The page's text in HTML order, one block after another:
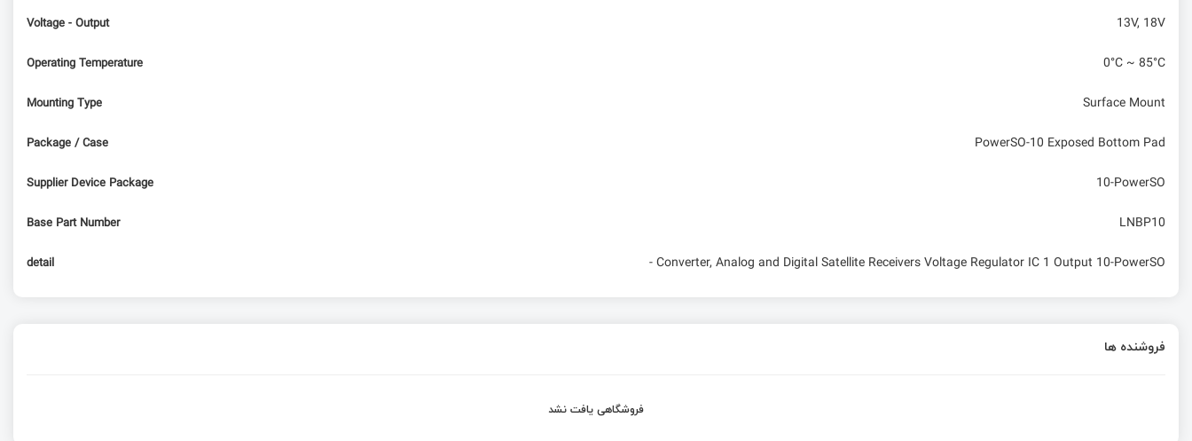
Voltage - Output 13V, 18V
Operating Temperature 0°C ~ 85°C
Mounting Type Surface Mount
Package / Case PowerSO-10 Exposed Bottom Pad
Supplier Device Package 10-PowerSO
Base Part Number LNBP10
detail - Converter, Analog and Digital Satellite Receivers Voltage Regulator IC 1 Output 10-PowerSO
فروشنده ها
فروشگاهی یافت نشد